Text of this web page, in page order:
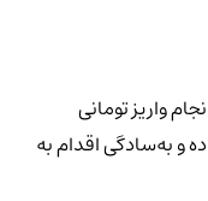
واریز تومانی
و به‌سادگی اقدام به